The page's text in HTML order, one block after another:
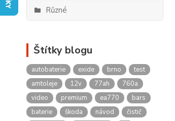
Různé
Štítky blogu
autobaterie exide brno
test
amtoleje
12v 77ah
760a
video
premium ea770
bars
baterie
škoda návod
čistič